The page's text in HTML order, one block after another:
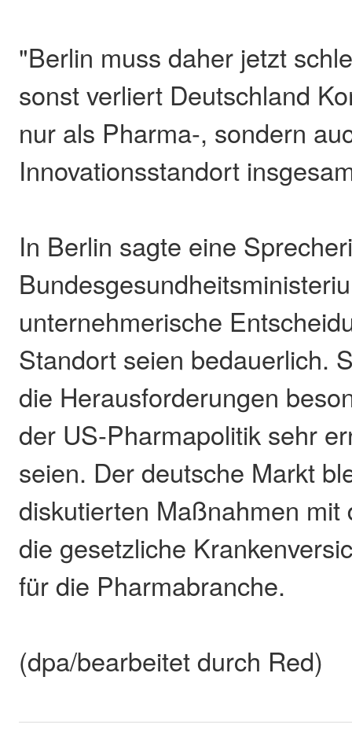
"Berlin muss daher jetzt
sonst verliert Deutschland
nur als Pharma-, sondern
Innovationsstandort
In Berlin sagte eine
unternehmerische
Standort seien bedauerlich.
die Herausforderungen
der US-Pharmapolitik sehr
seien. Der deutsche Markt
diskutierten Maßnahmen mit
die gesetzliche
für die Pharmabranche.
(dpa/bearbeitet durch Red)